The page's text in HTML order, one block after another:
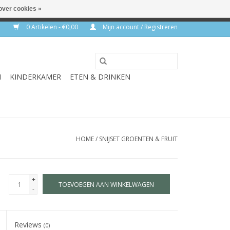
0 Artikelen - €0,00 Mijn account / Registreren
KINDERKAMER
ETEN & DRINKEN
HOME/ SNIJSET GROENTEN & FRUIT
+
-
TOEVOEGEN AAN WINKELWAGEN
Reviews(0)
cookies »